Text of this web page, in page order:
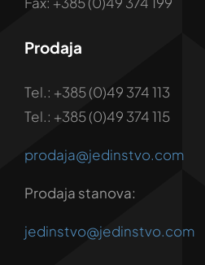
Prodaja
Tel.: +385 (0)49 374 113
Tel.: +385 (0)49 374 115
prodaja@jedinstvo.com
Prodaja stanova:
jedinstvo@jedinstvo.com